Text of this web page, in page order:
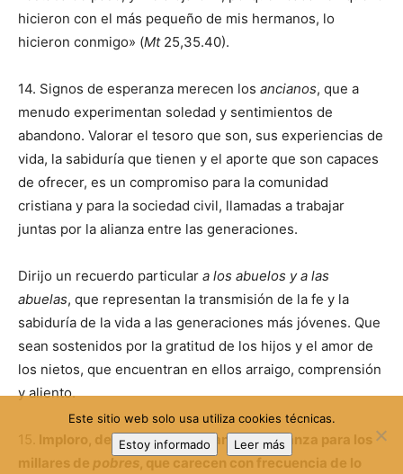
hicieron con el más pequeño de mis hermanos, lo
hicieron conmigo» (Mt25,35.40).
14. Signos de esperanza merecen los ancianos, que a
menudo experimentan soledad y sentimientos de
abandono. Valorar el tesoro que son, sus experiencias de
vida, la sabiduría que tienen y el aporte que son capaces
de ofrecer, es un compromiso para la comunidad
cristiana y para la sociedad civil, llamadas a trabajar
juntas por la alianza entre las generaciones.
Dirijo un recuerdo particular a los abuelos y a las
abuelas, que representan la transmisión de la fe y la
sabiduría de la vida a las generaciones más jóvenes. Que
sean sostenidos por la gratitud de los hijos y el amor de
los nietos, que encuentran en ellos arraigo, comprensión
y aliento.
15. Imploro, de manera apremiante, esperanza para los
millares de pobres , que carecen con frecuencia de lo
Este sitio web solo usa utiliza cookies técnicas.
Estoy informado
Leer más